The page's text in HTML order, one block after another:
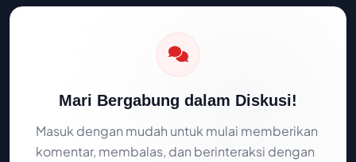
Mari Bergabung dalam Diskusi!
Masuk dengan mudah untuk mulai memberikan
komentar, membalas, dan berinteraksi dengan